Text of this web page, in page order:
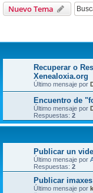
Nuevo Tema
Recuperar o
Xenealoxia.org
Último mensaje por
Encuentro de
Último mensaje por
Respuestas: 2
Publicar un
Último mensaje por
Respuestas: 2
Publicar
Último mensaje por